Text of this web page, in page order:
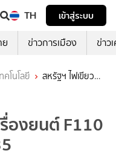
TH
เข้าสู่ระบบ
ย ข่าวการเมือง ข่าว
คโนโลยี
สหรัฐฯ ไฟเขียว
องยนต์ F110